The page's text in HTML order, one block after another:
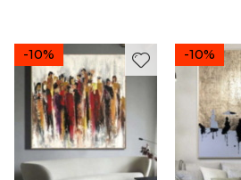
-10% -10%